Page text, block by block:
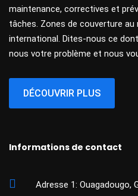
maintenance, correctives et
tâches. Zones de couverture au
international. Dites-nous ce
nous votre problème et nous
DÉCOUVRIR PLUS
Informations de contact
Adresse 1: Ouagadougo,